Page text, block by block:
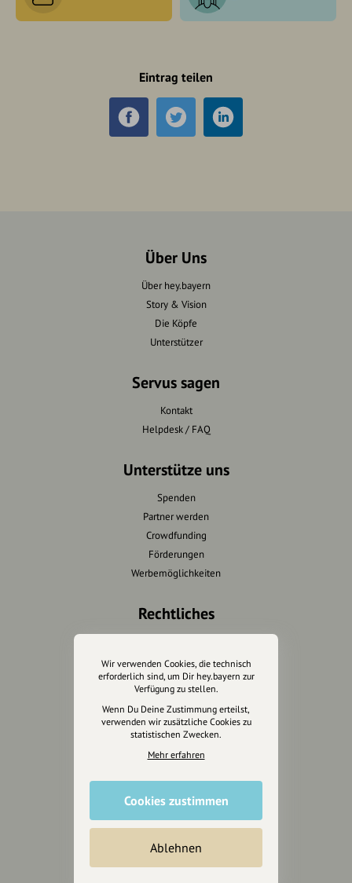
Eintrag teilen
Über Uns
Über hey.bayern
Story & Vision
Die Köpfe
Unterstützer
Servus sagen
Kontakt
Helpdesk / FAQ
Unterstütze uns
Spenden
Partner werden
Crowdfunding
Förderungen
Werbemöglichkeiten
Rechtliches
Datenschutz
AGB
Cookies zurücksetzen
Presse
Presseanfragen
Presseberichte
Wir unterstützen Euch
Wir verwenden Cookies, die technisch
erforderlich sind, um Dir hey.bayern zur
Verfügung zu stellen.
Wenn Du Deine Zustimmung erteilst,
verwenden wir zusätzliche Cookies zu
statistischen Zwecken.
Mehr erfahren
Cookies zustimmen
Ablehnen